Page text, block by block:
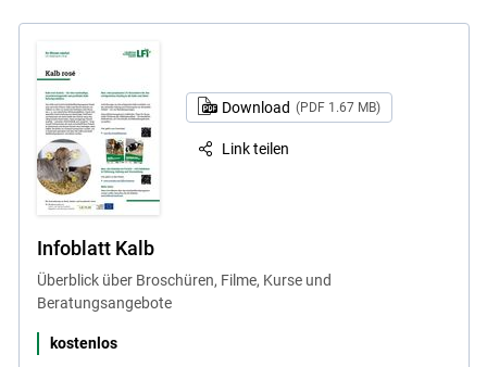
Download (PDF 1.67 MB)
Link teilen
Infoblatt Kalb
Überblick über Broschüren, Filme, Kurse und
Beratungsangebote
kostenlos